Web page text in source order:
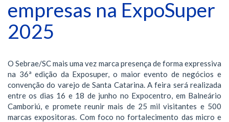
empresas na ExpoSuper
2025
O Sebrae/SC mais uma vez marca presença de forma expressiva
na 36ª edição da Exposuper, o maior evento de negócios e
convenção do varejo de Santa Catarina. A feira será realizada
entre os dias 16 e 18 de junho no Expocentro, em Balneário
Camboriú, e promete reunir mais de 25 mil visitantes e 500
marcas expositoras. Com foco no fortalecimento das micro e